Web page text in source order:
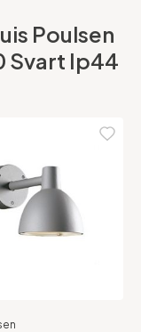
Poulsen
Svart Ip44